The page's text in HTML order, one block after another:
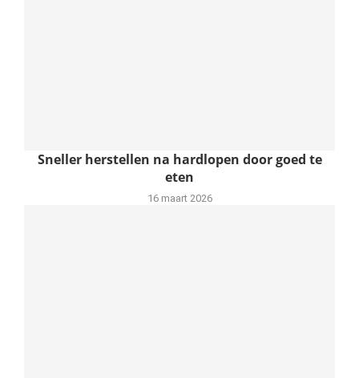
Sneller herstellen na hardlopen door goed te
eten
16 maart 2026